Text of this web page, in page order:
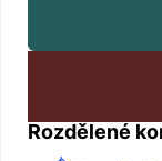
Rozdělené